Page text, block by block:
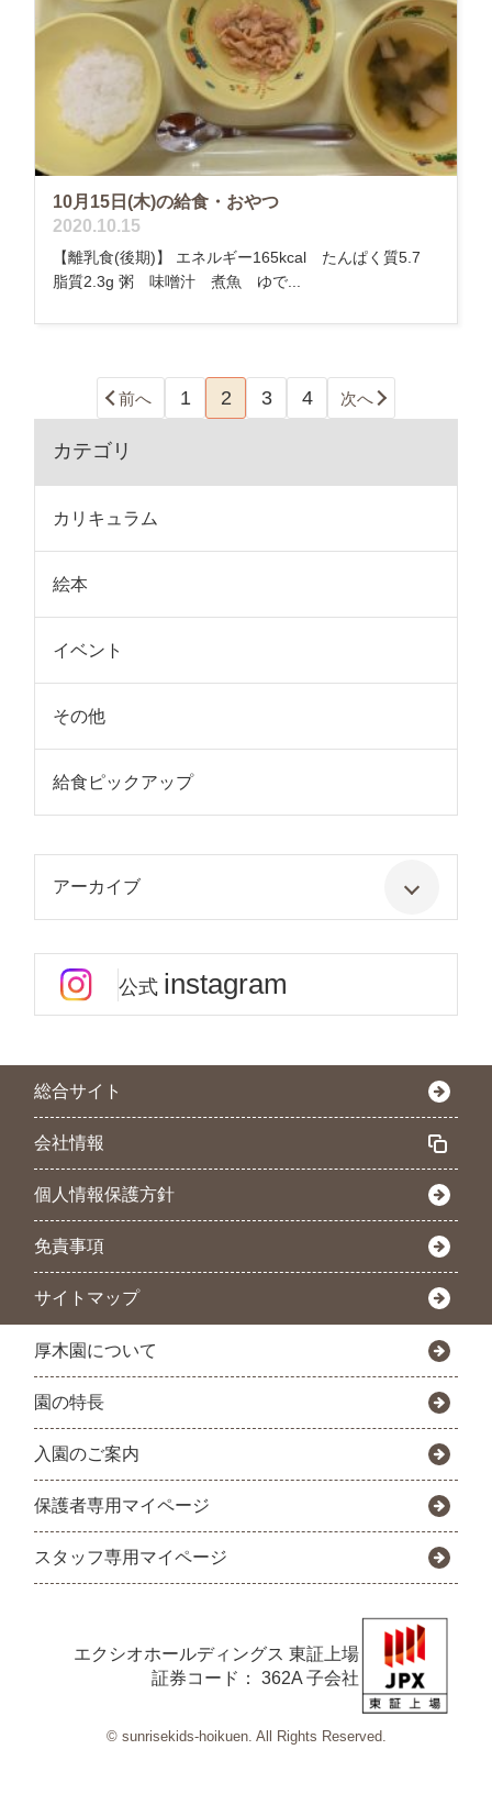
10月15日(木)の給食・おやつ
2020.10.15
【離乳食(後期)】 エネルギー165kcal たんぱく質5.7
脂質2.3g 粥 味噌汁 煮魚 ゆで...
前へ 1 2 3 4 次へ
カテゴリ
カリキュラム
絵本
イベント
その他
給食ピックアップ
アーカイブ
公式 instagram
総合サイト
会社情報
個人情報保護方針
免責事項
サイトマップ
厚木園について
園の特長
入園のご案内
保護者専用マイページ
スタッフ専用マイページ
エクシオホールディングス 東証上場
証券コード： 362A 子会社
© sunrisekids-hoikuen. All Rights Reserved.